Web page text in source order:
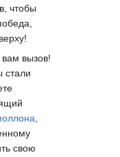
чтобы
вызов!
стали
свою